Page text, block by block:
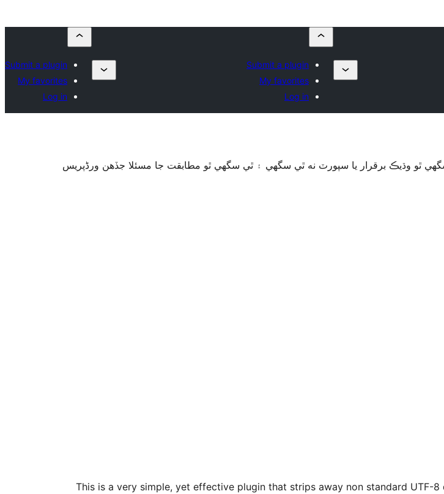
Submit a plugin
My favorites
Log in
Submit a plugin
My favorites
Log in
سگهي ٿو وڌيڪ برقرار يا سپورٽ نه ٿي سگهي ۽ ٿي سگهي ٿو مطابقت جا مسئلا جڏهن ورڈپریس
This is a very simple, yet effective plugin that strips away non standard UTF-